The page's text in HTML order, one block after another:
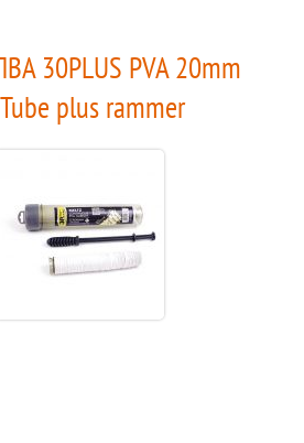
30PLUS PVA 20mm
plus rammer